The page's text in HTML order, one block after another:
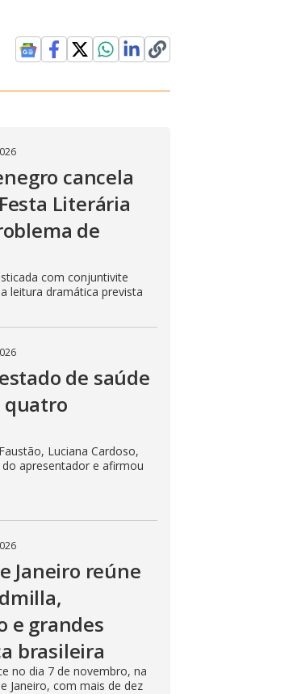
cancela
Literária
de
com conjuntivite
leitura dramática prevista
de saúde
quatro
Luciana Cardoso,
apresentador e afirmou
Janeiro reúne
e grandes
brasileira
no dia 7 de novembro, na
Janeiro, com mais de dez